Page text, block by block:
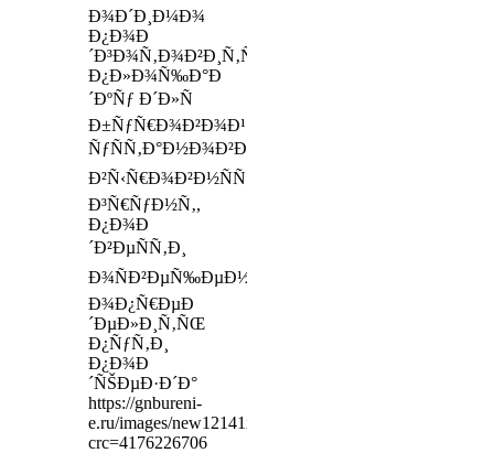
Ð¾Ð´Ð¸Ð¼Ð¾
Ð¿Ð¾Ð
´Ð³Ð¾Ñ‚Ð¾Ð²Ð¸Ñ‚ÑŒ
Ð¿Ð»Ð¾Ñ‰Ð°Ð
´ÐºÑƒ Ð´Ð»Ñ
Ð±ÑƒÑ€Ð¾Ð²Ð¾Ð¹
ÑƒÑÑ‚Ð°Ð½Ð¾Ð²ÐºÐ¸:
Ð²Ñ‹Ñ€Ð¾Ð²Ð½ÑÑ‚ÑŒ
Ð³Ñ€ÑƒÐ½Ñ‚,
Ð¿Ð¾Ð
´Ð²ÐµÑÑ‚Ð¸
Ð¾ÑÐ²ÐµÑ‰ÐµÐ½Ð¸Ðµ,
Ð¾Ð¿Ñ€ÐµÐ
´ÐµÐ»Ð¸Ñ‚ÑŒ
Ð¿ÑƒÑ‚Ð¸
Ð¿Ð¾Ð
´ÑŠÐµÐ·Ð´Ð°
https://gnbureni-
e.ru/images/new12141x89.jpg?
crc=4176226706